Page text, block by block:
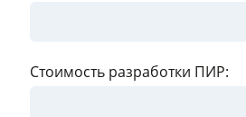
Стоимость разработки ПИР: